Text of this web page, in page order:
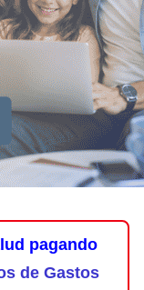
pagando
de Gastos